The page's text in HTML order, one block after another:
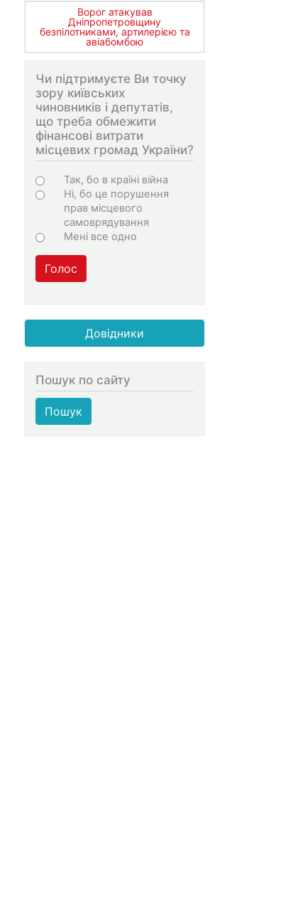
Ворог атакував
Дніпропетровщину
безпілотниками, артилерією та
авіабомбою
Чи підтримуєте Ви точку
зору київських
чиновників і депутатів,
що треба обмежити
фінансові витрати
місцевих громад України?
Варіанти
Так, бо в країні війна
Ні, бо це порушення
прав місцевого
самоврядування
Мені все одно
Голос
Довідники
Пошук по сайту
Пошук